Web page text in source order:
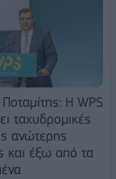
Η WPS
ταχυδρομικές
ανώτερης
και έξω από τα